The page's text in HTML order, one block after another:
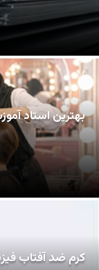
بهترین استاد
کرم ضد آفتاب